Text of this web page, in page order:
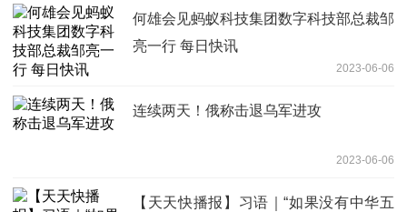
何雄会见蚂蚁科技集团数字科技部总裁邹
亮一行 每日快讯
2023-06-06
连续两天！俄称击退乌军进攻
2023-06-06
【天天快播报】习语｜“如果没有中华五